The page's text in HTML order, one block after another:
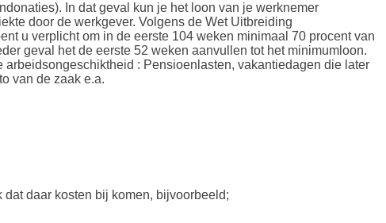
In dat geval kun je het loon van je werknemer
door de werkgever. Volgens de Wet Uitbreiding
u verplicht om in de eerste 104 weken minimaal 70 procent van
geval het de eerste 52 weken aanvullen tot het minimumloon.
: Pensioenlasten, vakantiedagen die later
van de zaak e.a.
daar kosten bij komen, bijvoorbeeld;